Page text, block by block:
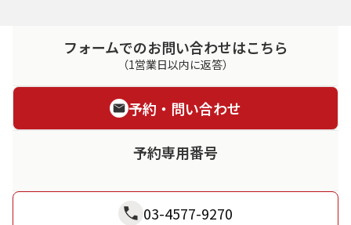
フォームでのお問い合わせはこちら
（1営業日以内に返答）
予約・問い合わせ
予約専用番号
03-4577-9270